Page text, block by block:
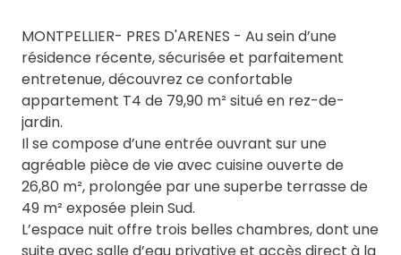
MONTPELLIER- PRES D'ARENES - Au sein d’une
résidence récente, sécurisée et parfaitement
entretenue, découvrez ce confortable
appartement T4 de 79,90 m² situé en rez-de-
jardin.
Il se compose d’une entrée ouvrant sur une
agréable pièce de vie avec cuisine ouverte de
26,80 m², prolongée par une superbe terrasse de
49 m² exposée plein Sud.
L’espace nuit offre trois belles chambres, dont une
suite avec salle d’eau privative et accès direct à la